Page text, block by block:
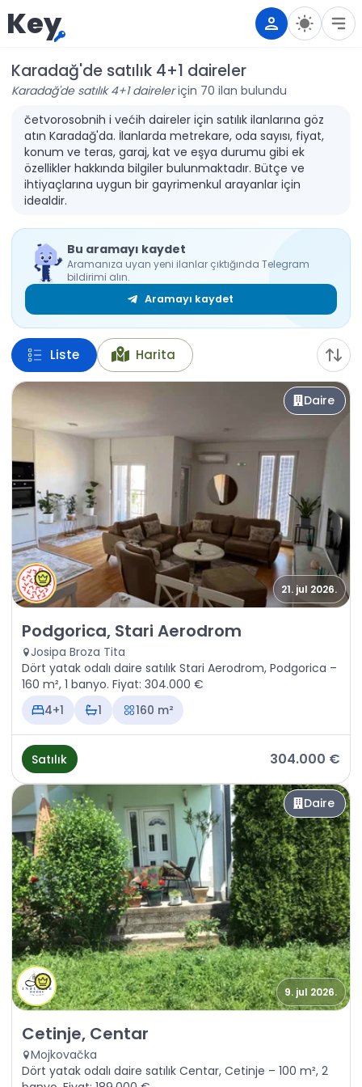
Key
Karadağ'de satılık 4+1 daireler
Karadağ'de satılık 4+1 daireleriçin 70 ilan bulundu
četvorosobnih i većih daireler için satılık ilanlarına göz
atın Karadağ'da. İlanlarda metrekare, oda sayısı, fiyat,
konum ve teras, garaj, kat ve eşya durumu gibi ek
özellikler hakkında bilgiler bulunmaktadır. Bütçe ve
ihtiyaçlarına uygun bir gayrimenkul arayanlar için
idealdir.
Bu aramayı kaydet
Aramanıza uyan yeni ilanlar çıktığında Telegram
bildirimi alın.
Aramayı kaydet
Liste Harita
Daire
21. jul 2026.
Satılık - Daire Podgorica, Stari Aerodrom
Podgorica, Stari Aerodrom
Josipa Broza Tita
Dört yatak odalı daire satılık Stari Aerodrom, Podgorica –
160 m², 1 banyo. Fiyat: 304.000 €
4+1
1 160 m²
Satılık 304.000 €
Daire
9. jul 2026.
Satılık - Daire Cetinje, Centar
Cetinje, Centar
Mojkovačka
Dört yatak odalı daire satılık Centar, Cetinje – 100 m², 2